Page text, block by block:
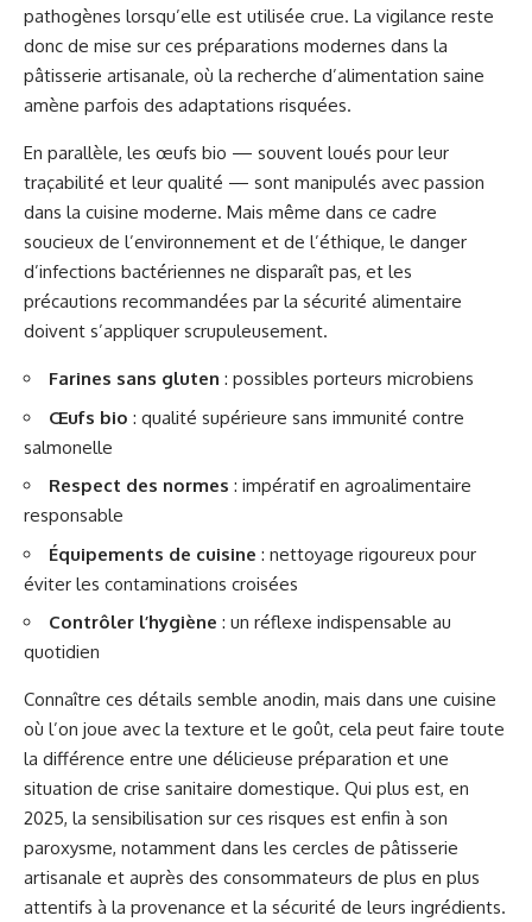
pathogènes lorsqu’elle est utilisée crue. La vigilance reste
donc de mise sur ces préparations modernes dans la
pâtisserie artisanale, où la recherche d’alimentation saine
amène parfois des adaptations risquées.
En parallèle, les œufs bio — souvent loués pour leur
traçabilité et leur qualité — sont manipulés avec passion
dans la cuisine moderne. Mais même dans ce cadre
soucieux de l’environnement et de l’éthique, le danger
d’infections bactériennes ne disparaît pas, et les
précautions recommandées par la sécurité alimentaire
doivent s’appliquer scrupuleusement.
Farines sans gluten : possibles porteurs microbiens
Œufs bio : qualité supérieure sans immunité contre
salmonelle
Respect des normes : impératif en agroalimentaire
responsable
Équipements de cuisine : nettoyage rigoureux pour
éviter les contaminations croisées
Contrôler l’hygiène : un réflexe indispensable au
quotidien
Connaître ces détails semble anodin, mais dans une cuisine
où l’on joue avec la texture et le goût, cela peut faire toute
la différence entre une délicieuse préparation et une
situation de crise sanitaire domestique. Qui plus est, en
2025, la sensibilisation sur ces risques est enfin à son
paroxysme, notamment dans les cercles de pâtisserie
artisanale et auprès des consommateurs de plus en plus
attentifs à la provenance et la sécurité de leurs ingrédients.